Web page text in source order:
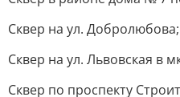
Сквер на ул. Добролюбова;
Сквер на ул. Львовская в
Сквер по проспекту